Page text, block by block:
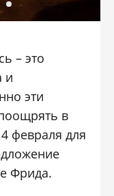
– это
и
эти
в
февраля для
Фрида.